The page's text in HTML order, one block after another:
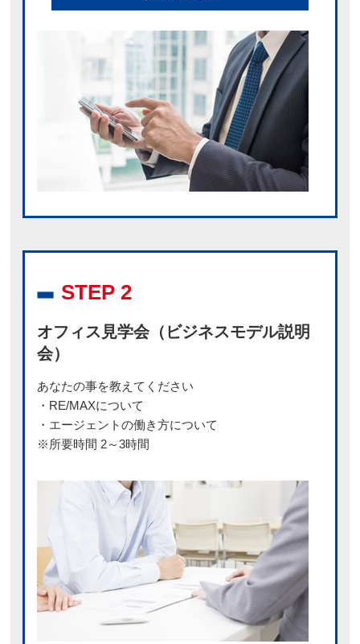
STEP 2
オフィス見学会（ビジネスモデル説明
会）
あなたの事を教えてください
・RE/MAXについて
・エージェントの働き方について
※所要時間 2～3時間